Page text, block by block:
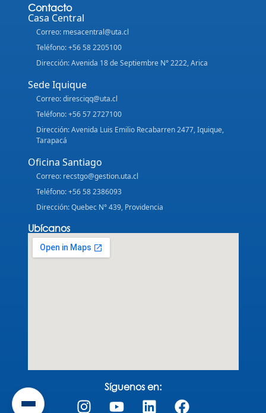
Contacto
Casa Central
Correo: mesacentral@uta.cl
Teléfono: +56 58 2205100
Dirección: Avenida 18 de Septiembre N° 2222, Arica
Sede Iquique
Correo: diresciqq@uta.cl
Teléfono: +56 57 2727100
Dirección: Avenida Luis Emilio Recabarren 2477, Iquique,
Tarapacá
Oficina Santiago
Correo: recstgo@gestion.uta.cl
Teléfono: +56 58 2386093
Dirección: Quebec N° 439, Providencia
Ubícanos
Síguenos en: